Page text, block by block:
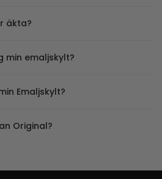
äkta?
min emaljskylt?
Emaljskylt?
Original?